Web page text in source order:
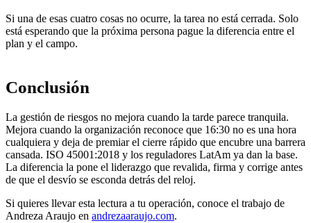
Si una de esas cuatro cosas no ocurre, la tarea no está cerrada. Solo
está esperando que la próxima persona pague la diferencia entre el
plan y el campo.
Conclusión
La gestión de riesgos no mejora cuando la tarde parece tranquila.
Mejora cuando la organización reconoce que 16:30 no es una hora
cualquiera y deja de premiar el cierre rápido que encubre una barrera
cansada. ISO 45001:2018 y los reguladores LatAm ya dan la base.
La diferencia la pone el liderazgo que revalida, firma y corrige antes
de que el desvío se esconda detrás del reloj.
Si quieres llevar esta lectura a tu operación, conoce el trabajo de
Andreza Araujo en andrezaaraujo.com.